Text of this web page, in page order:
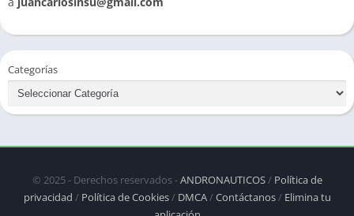
Categorías
© 2025 - Derechos reservados -ANDRONAUTICOS/ Política de
privacidad / Política de Cookies/ DMCA/Contáctanos/ Elimina tu